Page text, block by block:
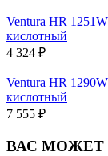
Ventura HR
кислотный
4 324 ₽
Ventura HR
кислотный
7 555 ₽
ВАС МОЖЕТ